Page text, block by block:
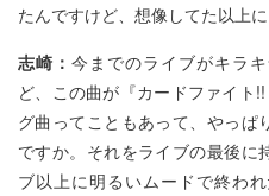
たんですけど、想像してた以上
志崎： 今までのライブがキラ
ど、この曲が『カードファイト
グ曲ってこともあって、やっぱ
ですか。それをライブの最後に
ブ以上に明るいムードで終わ